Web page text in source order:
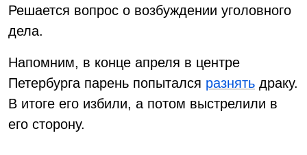
Решается вопрос о возбуждении уголовного
дела.
Напомним, в конце апреля в центре
Петербурга парень попытался разнять драку.
В итоге его избили, а потом выстрелили в
его сторону.